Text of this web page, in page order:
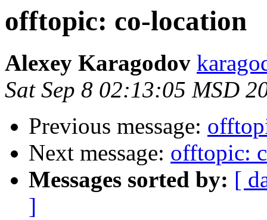
offtopic: co-location
Alexey Karagodov
Sat Sep 8 02:13:05 MSD
Previous message:
Next message: offtopic:
Messages sorted by: [
]